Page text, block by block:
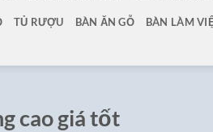
TỦ RƯỢU BÀN ĂN GỖ BÀN LÀM
cao giá tốt